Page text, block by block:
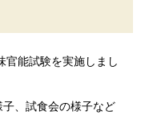
官能試験を実施しまし
、試食会の様子など